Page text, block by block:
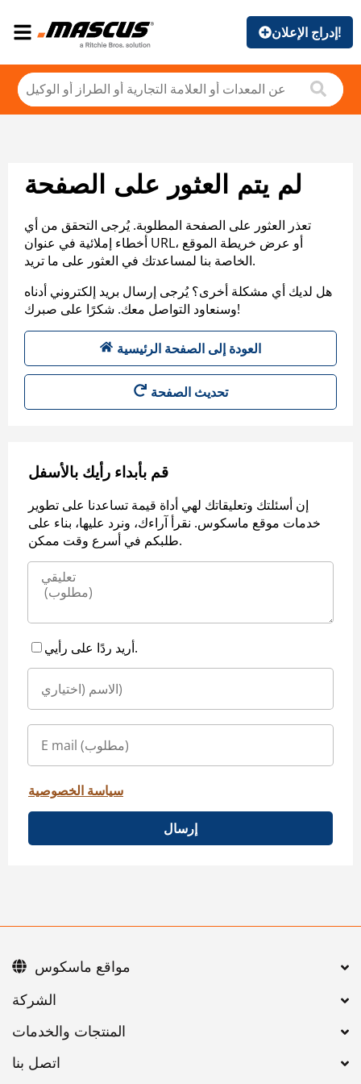
إدراج الإعلان!
لم يتم العثور على الصفحة
تعذر العثور على الصفحة المطلوبة. يُرجى التحقق من أي
أخطاء إملائية في عنوان URL، أو عرض خريطة الموقع
الخاصة بنا لمساعدتك في العثور على ما تريد.
هل لديك أي مشكلة أخرى؟ يُرجى إرسال بريد إلكتروني أدناه
وسنعاود التواصل معك. شكرًا على صبرك!
العودة إلى الصفحة الرئيسية
تحديث الصفحة
قم بأبداء رأيك بالأسفل
إن أسئلتك وتعليقاتك لهي أداة قيمة تساعدنا على تطوير
خدمات موقع ماسكوس. نقرأ آراءك، ونرد عليها، بناء على
طلبكم في أسرع وقت ممكن.
أريد ردًا على رأيي.
سياسة الخصوصية
إرسال
اتصل بنا
مواقع ماسكوس